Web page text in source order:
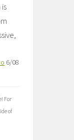
6/08
For
of